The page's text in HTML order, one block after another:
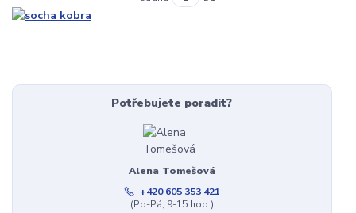
Potřebujete poradit?
Alena Tomešová
+420 605 353 421
(Po-Pá, 9-15 hod.)